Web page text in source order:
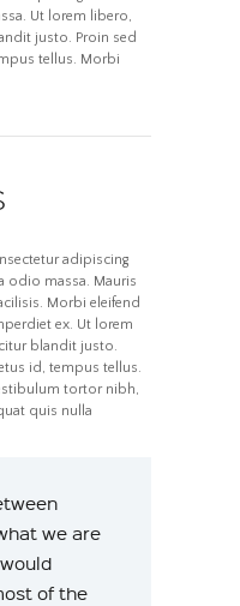
Ut lorem libero,
justo. Proin sed
tellus. Morbi
adipiscing
odio massa. Mauris
Morbi eleifend
ex. Ut lorem
blandit justo.
id, tempus tellus.
tortor nibh,
quis nulla
we are
of the